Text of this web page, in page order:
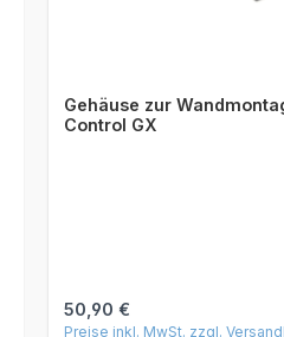
Gehäuse zur
Control GX
Regulärer Preis:
50,90 €
Preise inkl. MwSt. zzgl.